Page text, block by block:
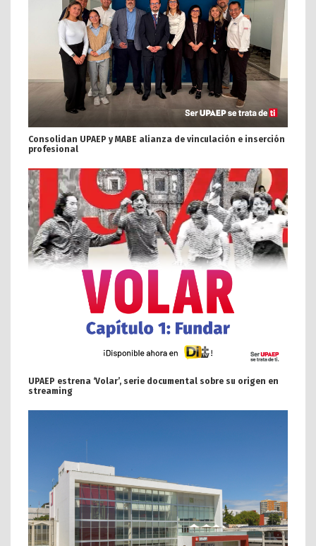
Consolidan UPAEP y MABE alianza de vinculación e inserción
profesional
UPAEP estrena ‘Volar’, serie documental sobre su origen en
streaming